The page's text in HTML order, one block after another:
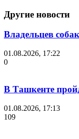
Другие новости
Владельцев
01.08.2026, 17:22
0
В Ташкенте
01.08.2026, 17:13
109